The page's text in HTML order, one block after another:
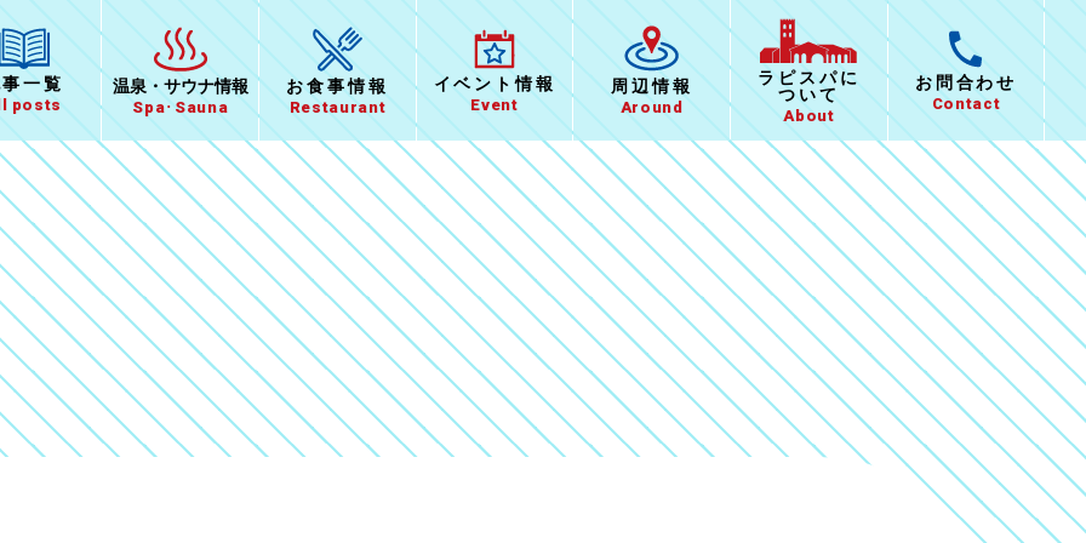
一覧
posts
温泉 ・ サウナ情報
Spa･Sauna
お食事情報
Restaurant
イベント情報
Event
周辺情報
Around
ラピスパに
ついて
About
お問合わせ
Contact